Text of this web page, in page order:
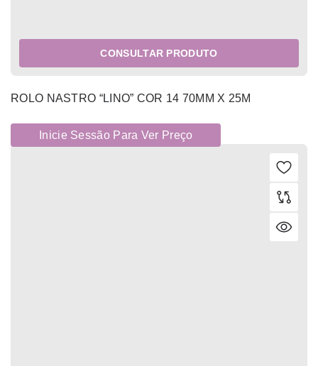
CONSULTAR PRODUTO
ROLO NASTRO “LINO” COR 14 70MM X 25M
Inicie Sessão Para Ver Preço